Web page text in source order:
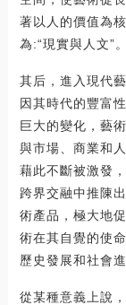
著以人的價值為
為:“現實與人文”。
其后，進入現代
因其時代的豐富
巨大的變化，藝
與市場、商業和
藉此不斷被激發
跨界交融中推陳
術產品，極大地
術在其自覺的使
歷史發展和社會
從某種意義上說